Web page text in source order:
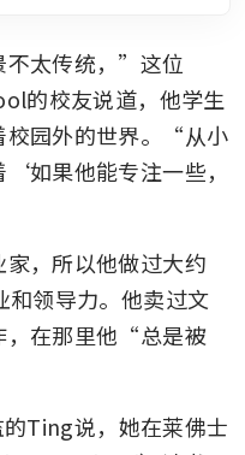
不太传统，”这位
的校友说道，他学生
校园外的世界。“从小
如果他能专注一些，
，所以他做过大约
和领导力。他卖过文
，在那里他“总是被
Ting说，她在莱佛士